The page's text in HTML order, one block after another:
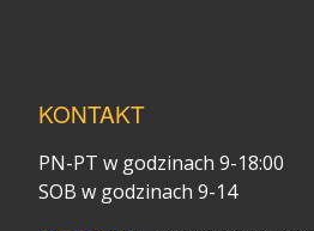
KONTAKT
PN-PT w godzinach 9-18:00
SOB w godzinach 9-14